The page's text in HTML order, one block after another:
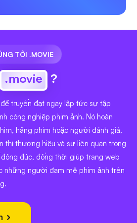
TÔI .MOVIE
.movie ?
truyền đạt ngay lập tức sự tập
công nghiệp phim ảnh. Nó hoàn
hãng phim hoặc người đánh giá,
thị thương hiệu và sự liên quan trong
đông đúc, đồng thời giúp trang web
những người đam mê phim ảnh trên